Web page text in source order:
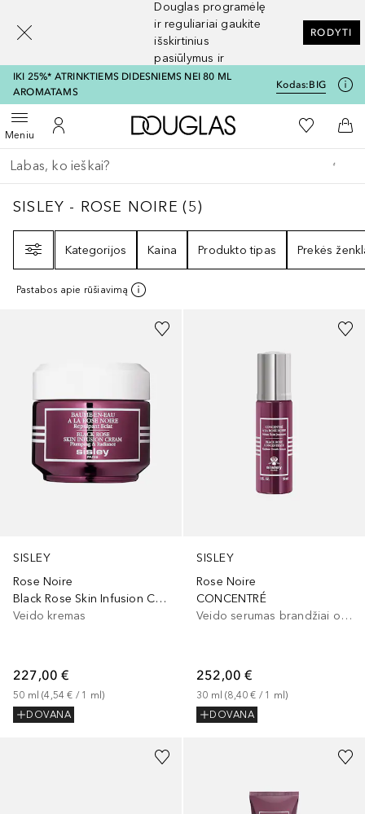
Douglas programėlę
ir reguliariai gaukite
išskirtinius
pasiūlymus ir
nuolaidas
RODYTI
IKI 25%* ATRINKTIEMS DIDESNIEMS NEI 80 ML
AROMATAMS
Kodas:BIG
MeniuAtidaryti meniuĮ mano paskyrą
Į Douglas pagrindinį
Į mano
Į
Grįžk atgal
Vykdykite paiešką
SISLEY - ROSE NOIRE5
SISLEY - ROSE NOIRE (5)
Kategorijos
Kaina Produkto tipas Prekės
Pastabos apie rūšiavimą
SISLEY
Rose Noire
Black Rose Skin Infusion Cream
Veido kremas
227,00 €
50 ml (4,54 € / 1 ml)
DOVANA
SISLEY
Rose Noire
CONCENTRÉ
Veido serumas brandžiai odai
252,00 €
30 ml (8,40 € / 1 ml)
DOVANA
[navigation.slideout.screenreader]